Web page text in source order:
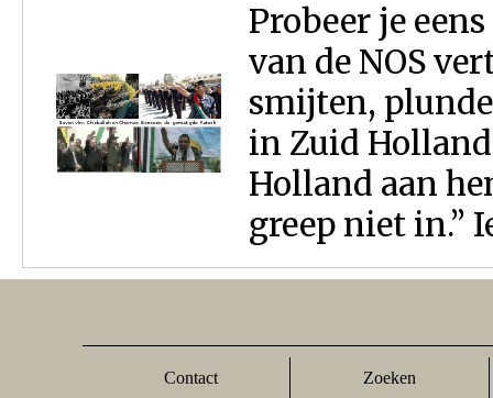
Probeer je
van de NOS
smijten,
in Zuid
Holland aan
greep niet in.”
Contact Zoeken